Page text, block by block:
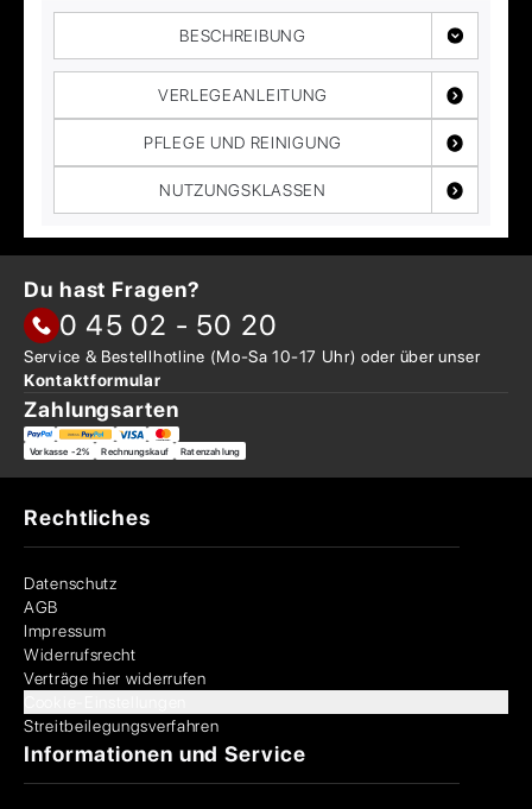
BESCHREIBUNG
VERLEGEANLEITUNG
PFLEGE UND REINIGUNG
NUTZUNGSKLASSEN
Du hast Fragen?
0 45 02 - 50 20
Service & Bestellhotline (Mo-Sa 10-17 Uhr) oder überunser
Kontaktformular
Zahlungsarten
Vorkasse -2% Rechnungskauf Ratenzahlung
Rechtliches
Datenschutz
AGB
Impressum
Widerrufsrecht
Verträge hier widerrufen
Streitbeilegungsverfahren
Informationen und Service